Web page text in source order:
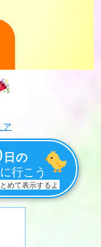
ア
日の
行こう
めて表示するよ